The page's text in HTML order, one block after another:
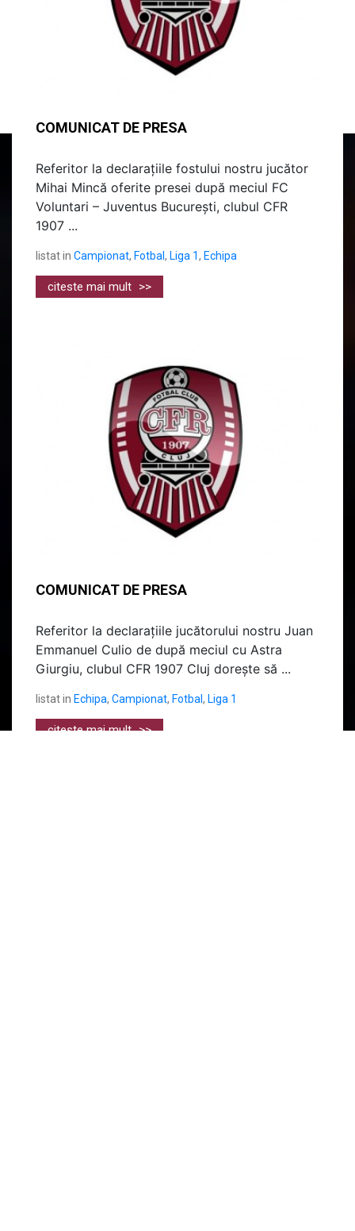
COMUNICAT DE PRESA
Referitor la declarațiile fostului nostru jucător
Mihai Mincă oferite presei după meciul FC
Voluntari – Juventus București, clubul CFR
1907 ...
listat in Campionat, Fotbal , Liga 1, Echipa
citeste mai mult >>
COMUNICAT DE PRESA
Referitor la declarațiile jucătorului nostru Juan
Emmanuel Culio de după meciul cu Astra
Giurgiu, clubul CFR 1907 Cluj dorește să ...
listat in Echipa, Campionat, Fotbal , Liga 1
citeste mai mult >>